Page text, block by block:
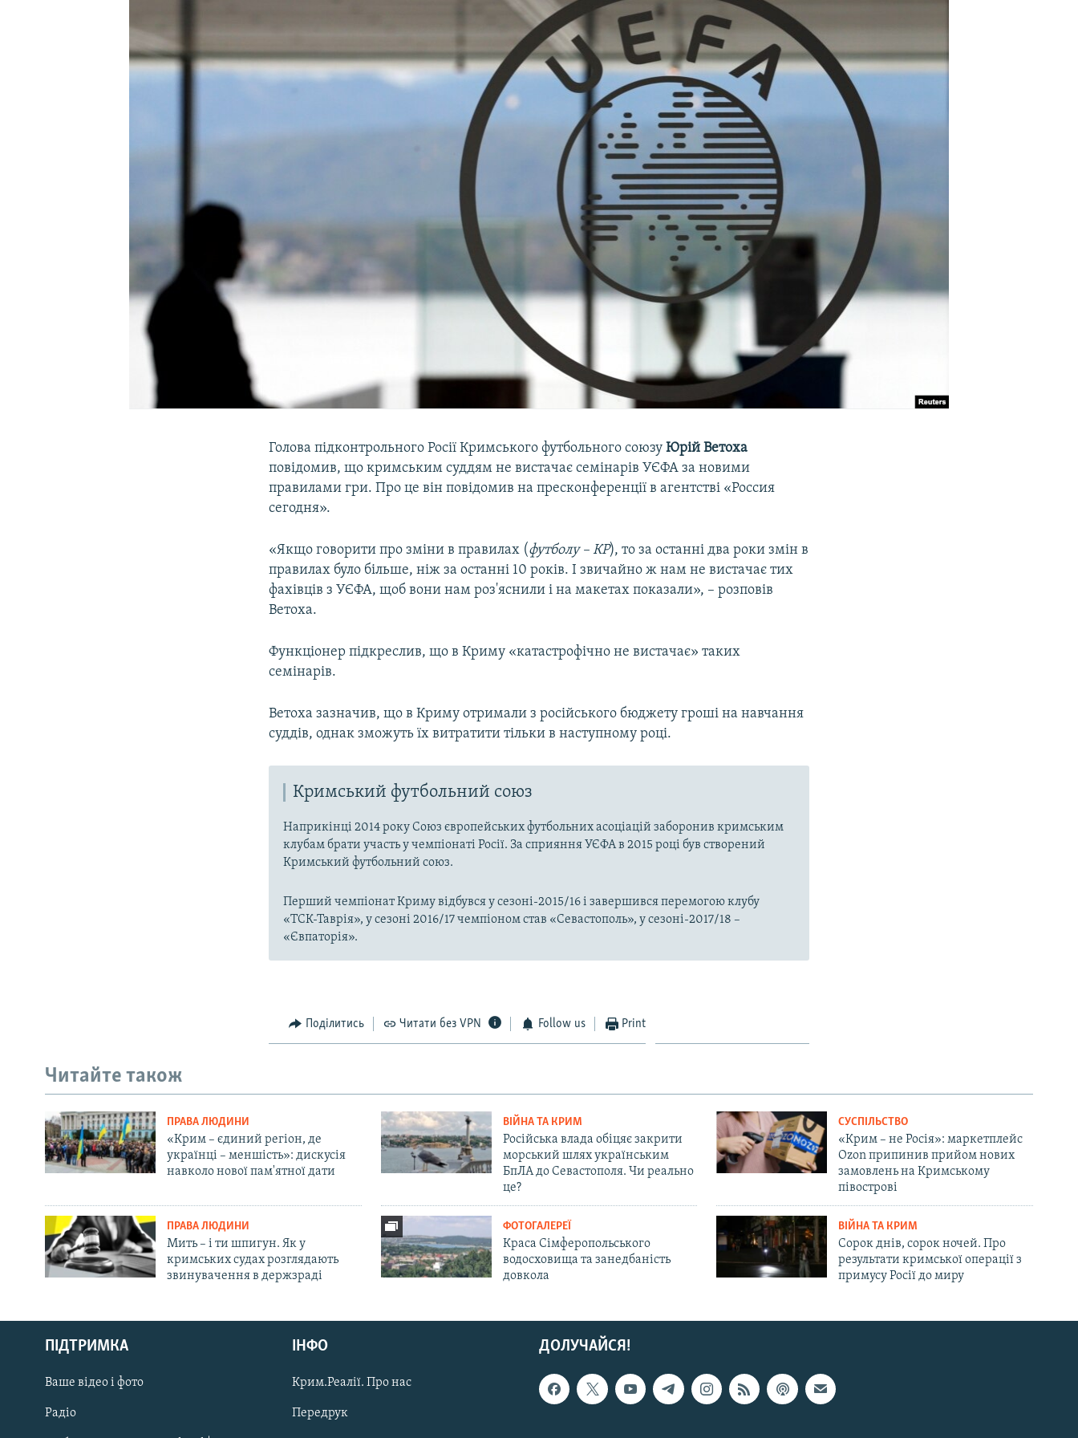
УКРАЇНСЬКА ПРОБЛЕМА КРИМУ
Русский
Qırımtatar
ДОЛУЧАЙСЯ!
Голова підконтрольного Росії Кримського футбольного союзуЮрій Ветоха
повідомив, що кримським суддям не вистачає семінарів УЄФА за новими
правилами гри. Про це він повідомив на пресконференції в агентстві «Россия
сегодня».
«Якщо говорити про зміни в правилах (футболу – КР), то за останні два роки змін в
правилах було більше, ніж за останні 10 років. І звичайно ж нам не вистачає тих
фахівців з УЄФА, щоб вони нам роз'яснили і на макетах показали», – розповів
Ветоха.
Функціонер підкреслив, що в Криму «катастрофічно не вистачає» таких
семінарів.
Ветоха зазначив, що в Криму отримали з російського бюджету гроші на навчання
суддів, однак зможуть їх витратити тільки в наступному році.
Кримський футбольний союз
Наприкінці 2014 року Союз європейських футбольних асоціацій заборонив кримським
клубам брати участь у чемпіонаті Росії. За сприяння УЄФА в 2015 році був створений
Кримський футбольний союз.
Перший чемпіонат Криму відбувся у сезоні-2015/16 і завершився перемогою клубу
«ТСК-Таврія», у сезоні 2016/17 чемпіоном став «Севастополь», у сезоні-2017/18 –
«Євпаторія».
Поділитись Читати без VPN Follow us Print
Читайте також
ПРАВА ЛЮДИНИ
«Крим – єдиний регіон, де
українці – меншість»: дискусія
навколо нової пам'ятної дати
ВІЙНА ТА КРИМ
Російська влада обіцяє закрити
морський шлях українським
БпЛА до Севастополя. Чи реально
це?
СУСПІЛЬСТВО
«Крим – не Росія»: маркетплейс
Ozon припинив прийом нових
замовлень на Кримському
півострові
ПРАВА ЛЮДИНИ
Мить – і ти шпигун. Як у
кримських судах розглядають
звинувачення в держзраді
ФОТОГАЛЕРЕЇ
Краса Сімферопольського
водосховища та занедбаність
довкола
ВІЙНА ТА КРИМ
Сорок днів, сорок ночей. Про
результати кримської операції з
примусу Росії до миру
ДОЛУЧАЙСЯ!
ПІДТРИМКА
Ваше відео і фото
Радіо
ІНФО
Крим.Реалії. Про нас
Передрук